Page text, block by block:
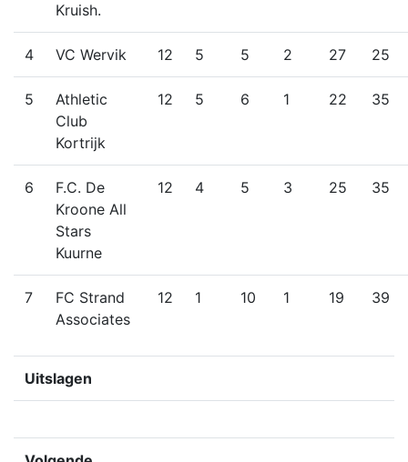
Kruish.
4 VC Wervik 12 5 5 2 27 25
5
Athletic
Club
Kortrijk
12 5 6 1 22 35
6
F.C. De
Kroone All
Stars
Kuurne
12 4 5 3 25 35
7
FC Strand
Associates
12 1 10 1 19 39
Uitslagen